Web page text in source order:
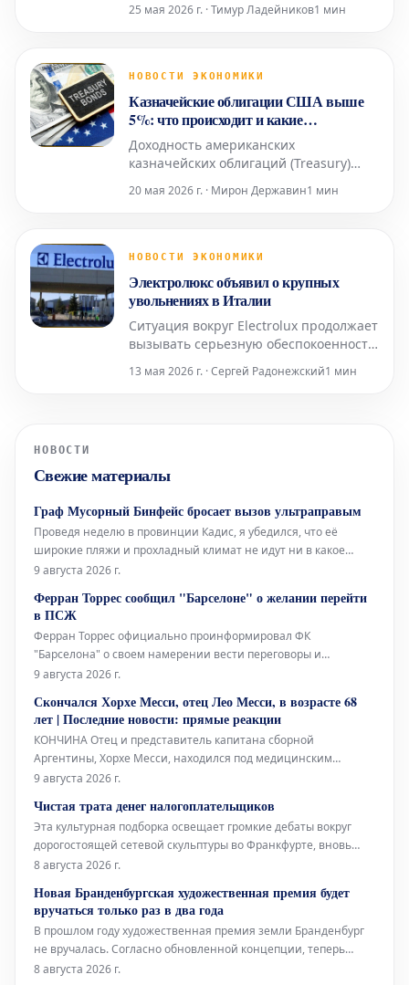
неподтвержденным данным. Что же
Penny Итальянский рынок розничной
очередными
25 мая 2026 г. · Тимур Ладейников1 мин
НОВОСТИ ЭКОНОМИКИ
Казначейские облигации США выше
5%: что происходит и какие
последствия
Доходность американских
казначейских облигаций (Treasury)
напряженность на финансовых
происходит с американскими
Возвращение доходности
американских Treasury выше
20 мая 2026 г. · Мирон Державин1 мин
НОВОСТИ ЭКОНОМИКИ
Электролюкс объявил о крупных
увольнениях в Италии
Ситуация вокруг Electrolux продолжает
вызывать серьезную обеспокоенность
шведский производитель бытовой
реорганизации, кот
13 мая 2026 г. · Сергей Радонежский1 мин
НОВОСТИ
Свежие материалы
Граф Мусорный Бинфейс бросает вызов ультраправым
Проведя неделю в провинции Кадис, я убедился, что её
широкие пляжи и прохладный климат не идут ни в какое
сравнение со средиземноморским побережьем. Здесь, в
благодаря океанским бризам, смягчающим силу солнца, он
совершенно не нужен.
9 августа 2026 г.
Ферран Торрес сообщил "Барселоне" о желании перейти
в ПСЖ
Ферран Торрес официально проинформировал ФК
"Барселона" о своем намерении вести переговоры и
заключить соглашение с "ПСЖ". Валенсийский нападающий
забил победный гол в финале Чемпионата мира, и сообщил
об этом главному тренеру Ханси Флику
9 августа 2026 г.
Скончался Хорхе Месси, отец Лео Месси, в возрасте 68
лет | Последние новости: прямые реакции
КОНЧИНА Отец и представитель капитана сборной
Аргентины, Хорхе Месси, находился под медицинским
наблюдением в течение нескольких месяцев из-за своего
кончине в возрасте 68 лет, что потрясло весь футбольный
мир.
9 августа 2026 г.
Чистая трата денег налогоплательщиков
Эта культурная подборка освещает громкие дебаты вокруг
дорогостоящей сетевой скульптуры во Франкфурте, вновь
открывшуюся Галерею Аполлона в Лувре, культовое
Берлинского Фольксбюне, превращенного во временный
открытый бассейн. Дебаты во
8 августа 2026 г.
Новая Бранденбургская художественная премия будет
вручаться только раз в два года
В прошлом году художественная премия земли Бранденбург
не вручалась. Согласно обновленной концепции, теперь
премия будет присуждаться только раз в два года, и это не
8 августа 2026 г.